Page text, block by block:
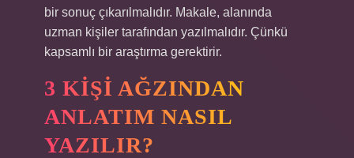
bir sonuç çıkarılmalıdır. Makale, alanında
uzman kişiler tarafından yazılmalıdır. Çünkü
kapsamlı bir araştırma gerektirir.
3 KIŞI AĞZINDAN
ANLATIM NASIL
YAZILIR?